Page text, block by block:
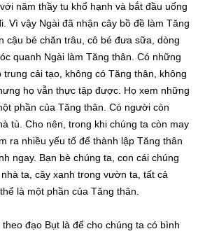
năm thầy tu khổ hạnh và bắt đầu uống
Vì vậy Ngài đã nhận cây bồ đề làm Tăng
cậu bé chăn trâu, cô bé đưa sữa, dòng
quanh Ngài làm Tăng thân. Có những
cải tạo, không có Tăng thân, không
họ vẫn thực tập được. Họ xem những
phần của Tăng thân. Có người còn
tù. Cho nên, trong khi chúng ta còn may
ra nhiều yếu tố để thành lập Tăng thân
ngay. Bạn bè chúng ta, con cái chúng
ta, cây xanh trong vườn ta, tất cả
là một phần của Tăng thân.
đạo Bụt là để cho chúng ta có bình